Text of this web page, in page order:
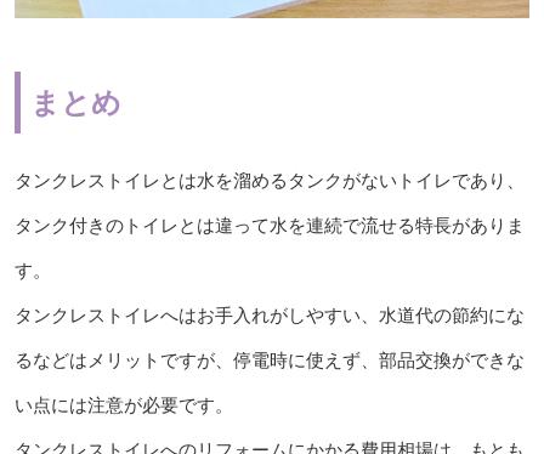
まとめ
タンクレストイレとは水を溜めるタンクがないトイレであり、
タンク付きのトイレとは違って水を連続で流せる特長がありま
す。
タンクレストイレへはお手入れがしやすい、水道代の節約にな
るなどはメリットですが、停電時に使えず、部品交換ができな
い点には注意が必要です。